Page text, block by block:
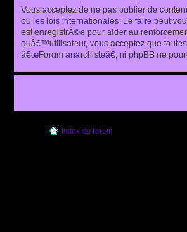
Vous acceptez de ne pas publier de
ou les lois internationales. Le faire peut
est enregistrÃ©e pour aider au
quâ€™utilisateur, vous acceptez que
â€œForum anarchisteâ€, ni phpBB ne
Index du forum